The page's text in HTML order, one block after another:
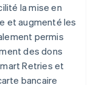
la mise en
et augmenté les
permis
des dons
Retries et
bancaire